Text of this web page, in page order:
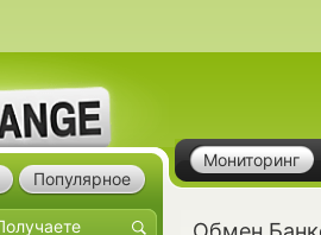
Мониторинг
Популярное